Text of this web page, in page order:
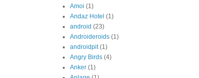
Amoi (1)
Andaz Hotel (1)
android (23)
Androideroids (1)
androidpit (1)
Angry Birds (4)
Anker (1)